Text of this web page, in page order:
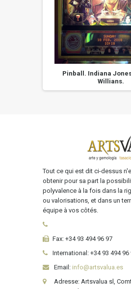
Pinball. Indiana
Willians.
Tout ce qui est dit ci-dessus
obtenir pour sa part la
polyvalence à la fois dans la
ou valorisations, et dans un
équipe à vos côtés.
Fax: +34 93 494 96 97
International: +34 93 494 96
Email: info@artsvalua.es
Adresse: Artsvalua sl,